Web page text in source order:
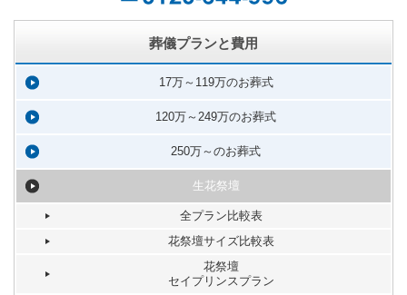
葬儀プランと費用
17万～119万のお葬式
120万～249万のお葬式
250万～のお葬式
生花祭壇
全プラン比較表
花祭壇サイズ比較表
花祭壇
セイプリンスプラン